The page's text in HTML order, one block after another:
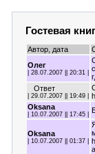
Гостевая
Автор, дата
Олег
| 28.07.2007 || 20:31 |
Ответ
| 29.07.2007 || 19:49 |
Oksana
| 10.07.2007 || 17:45 |
Oksana
| 10.07.2007 || 01:37 |